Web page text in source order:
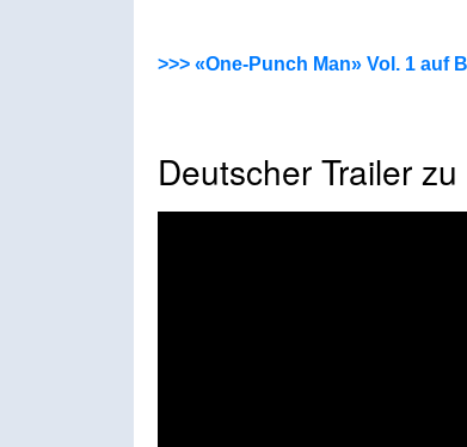
>>> «One-Punch Man» Vol. 1 auf
Deutscher Trailer zu